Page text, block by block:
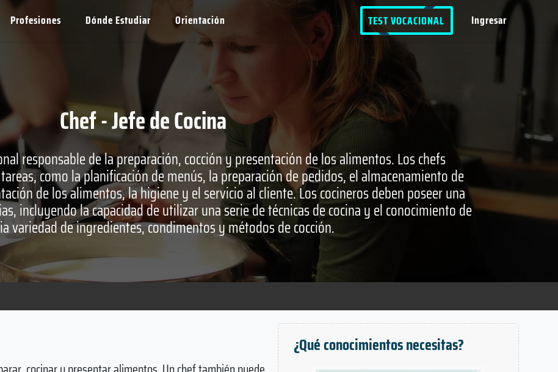
Profesiones Dónde Estudiar Orientación TEST VOCACIONAL Ingresar
Chef - Jefe de Cocina
responsable de la preparación, cocción y presentación de los alimentos. Los chefs
como la planificación de menús, la preparación de pedidos, el almacenamiento de
de los alimentos, la higiene y el servicio al cliente. Los cocineros deben poseer una
incluyendo la capacidad de utilizar una serie de técnicas de cocina y el conocimiento de
variedad de ingredientes, condimentos y métodos de cocción.
¿Qué conocimientos necesitas?